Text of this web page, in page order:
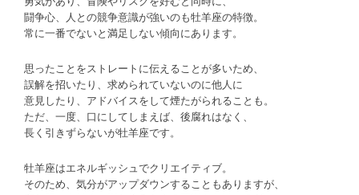
闘争心、人との競争意識が強いのも牡羊座の特徴。
常に一番でないと満足しない傾向にあります。
思ったことをストレートに伝えることが多いため、
誤解を招いたり、求められていないのに他人に
意見したり、アドバイスをして煙たがられることも。
ただ、一度、口にしてしまえば、後腐れはなく、
長く引きずらないが牡羊座です。
牡羊座はエネルギッシュでクリエイティブ。
そのため、気分がアップダウンすることもありますが、